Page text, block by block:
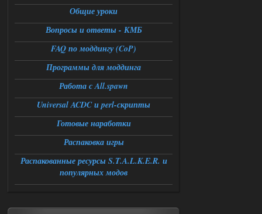
Ответить ➤
06.08.2026
Спавнер + Правки + Античит - Dead
City Final
Stalker-Mods-Clan-su
Доступно только для пользователей
Ответить ➤
06.08.2026
Спавнер + Правки + Античит - Dead
City Final
Michman1970
Общие уроки
Вопросы и ответы - КМБ
FAQ по моддингу (CoP)
Программы для моддинга
Работа с All.spawn
Universal ACDC и perl-скрипты
Готовые наработки
Распаковка игры
Распакованные ресурсы S.T.A.L.K.E.R. и
популярных модов